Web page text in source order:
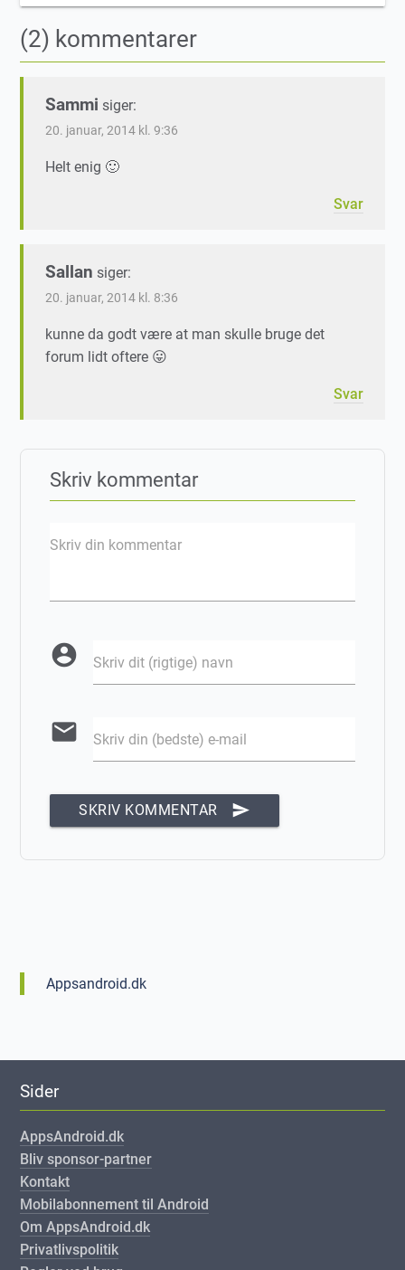
(2) kommentarer
Sammi siger:
20. januar, 2014 kl. 9:36
Helt enig 🙂
Svar
Sallan siger:
20. januar, 2014 kl. 8:36
kunne da godt være at man skulle bruge det
forum lidt oftere 😛
Svar
Skriv kommentar
Skriv din kommentar
account_circle Skriv dit (rigtige) navn
email Skriv din (bedste) e-mail
SKRIV KOMMENTAR send
Appsandroid.dk
Sider
AppsAndroid.dk
Bliv sponsor-partner
Kontakt
Mobilabonnement til Android
Om AppsAndroid.dk
Privatlivspolitik